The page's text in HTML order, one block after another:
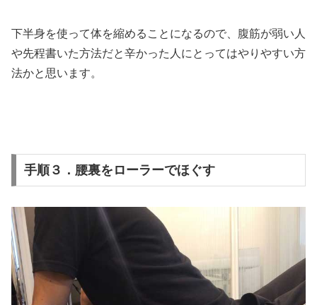
下半身を使って体を縮めることになるので、腹筋が弱い人
や先程書いた方法だと辛かった人にとってはやりやすい方
法かと思います。
手順３．腰裏をローラーでほぐす